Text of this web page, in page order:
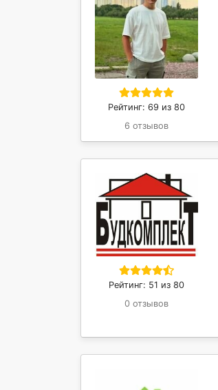
Рейтинг: 69 из 80
6 отзывов
Рейтинг: 51 из 80
0 отзывов